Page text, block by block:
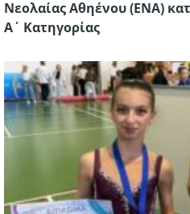
Νεολαίας Αθηένου (ΕΝΑ)
Α΄ Κατηγορίας